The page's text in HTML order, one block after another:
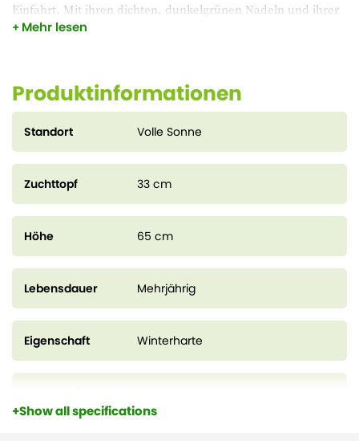
Einfahrt. Mit ihren dichten, dunkelgrünen Nadeln und ihrer
anmutigen Form verleiht sie jedem Außenbereich ein
und kann sofort eingepflanzt werden.
Mehr lesen
Produktinformationen
Standort Volle Sonne
Zuchttopf 33 cm
Höhe 65 cm
Lebensdauer Mehrjährig
Eigenschaft Winterharte
Show all specifications